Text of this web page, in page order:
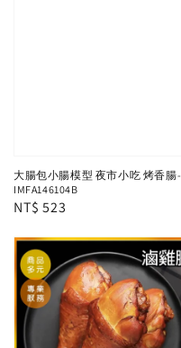
大腸包小腸模型 夜市小吃 烤香腸-
IMFA146104B
Regular
NT$ 523